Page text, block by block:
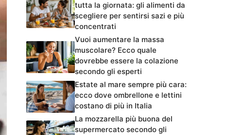
tutta la giornata: gli alimenti da
scegliere per sentirsi sazi e più
concentrati
Vuoi aumentare la massa
muscolare? Ecco quale
dovrebbe essere la colazione
secondo gli esperti
Estate al mare sempre più cara:
ecco dove ombrellone e lettini
costano di più in Italia
La mozzarella più buona del
supermercato secondo gli